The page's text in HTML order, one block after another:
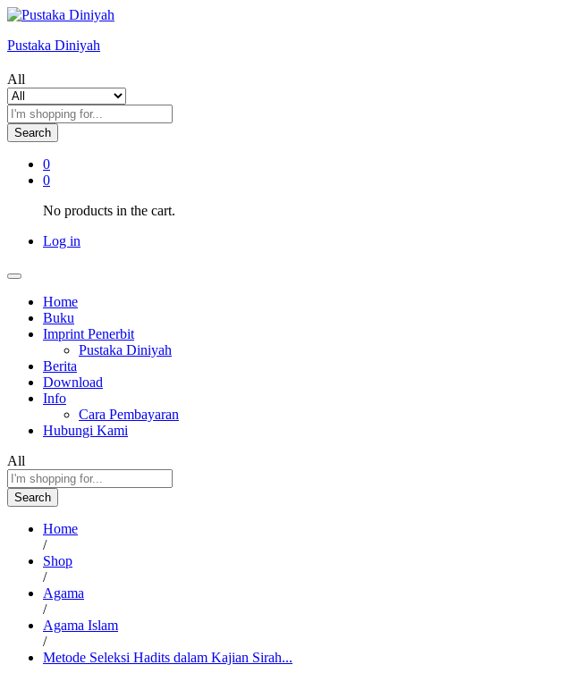
Pustaka Diniyah
All
Search
0
0
No products in the cart.
Log in
Home
Buku
Imprint Penerbit
Pustaka Diniyah
Berita
Download
Info
Cara Pembayaran
Hubungi Kami
All
Search
Home
/
Shop
/
Agama
/
Agama Islam
/
Metode Seleksi Hadits dalam Kajian Sirah...